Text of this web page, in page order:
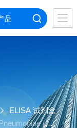
ELISA 试剂盒
(M